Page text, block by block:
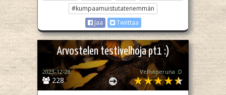
#kumpaamuistutatenemmän
Jaa
Twiittaa
Arvostelen testivelhoja pt1 :)
228
2023-12-28 Velhoperuna :D